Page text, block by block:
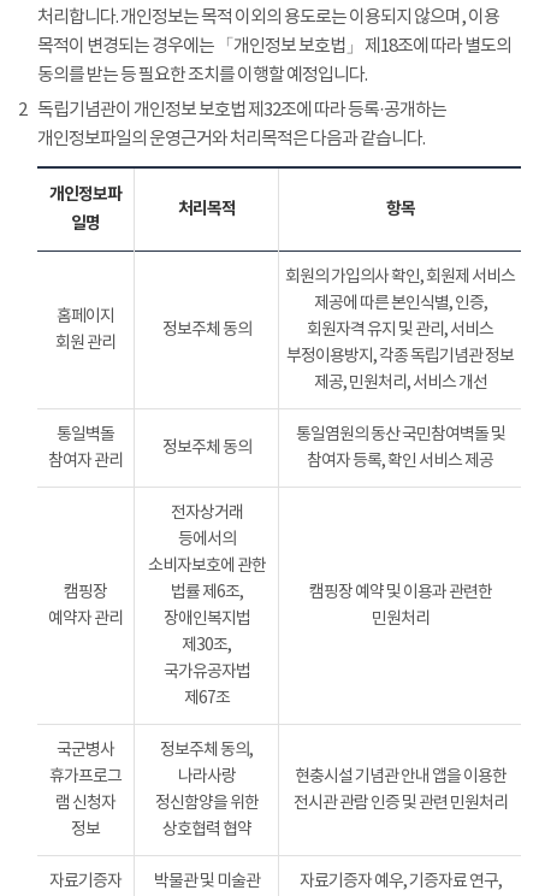
처리합니다. 개인정보는 목적 이외의 용도로는 이용되지 않으며, 이용
목적이 변경되는 경우에는 「개인정보 보호법」 제18조에 따라 별도의
동의를 받는 등 필요한 조치를 이행할 예정입니다.
2 독립기념관이 개인정보 보호법 제32조에 따라 등록·공개하는
개인정보파일의 운영근거와 처리목적은 다음과 같습니다.
개인정보파
일명
처리목적 항목
홈페이지
회원 관리
정보주체 동의
회원의 가입의사 확인, 회원제 서비스
제공에 따른 본인식별, 인증,
회원자격 유지 및 관리, 서비스
부정이용방지, 각종 독립기념관 정보
제공, 민원처리, 서비스 개선
통일벽돌
참여자 관리
정보주체 동의
통일염원의 동산 국민참여벽돌 및
참여자 등록, 확인 서비스 제공
캠핑장
예약자 관리
전자상거래
등에서의
소비자보호에 관한
법률 제6조,
장애인복지법
제30조,
국가유공자법
제67조
캠핑장 예약 및 이용과 관련한
민원처리
국군병사
휴가프로그
램 신청자
정보
정보주체 동의,
나라사랑
정신함양을 위한
상호협력 협약
현충시설 기념관 안내 앱을 이용한
전시관 관람 인증 및 관련 민원처리
자료기증자
박물관 및 미술관
자료기증자 예우, 기증자료 연구,